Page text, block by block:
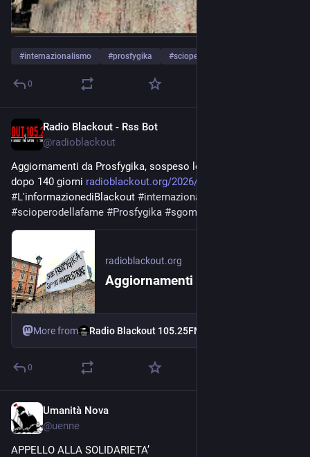
#internazionalismo #prosfygika #scioperodellafame
0
Radio Blackout - Rss Bot
@radioblackout
Aggiornamenti da Prosfygika, sospeso lo sciopero della fame
dopo 140 giorni radioblackout.org/2026/06/aggi
#L'informazionediBlackout #internazionalismo
#scioperodellafame #Prosfygika #sgombero
radioblackout.org
More from Radio Blackout 105.25FM
0
Umanità Nova
@uenne
APPELLO ALLA SOLIDARIETA’